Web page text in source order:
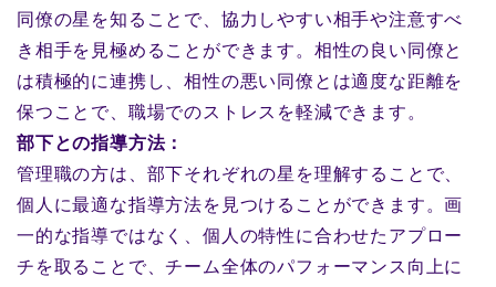
同僚の星を知ることで、協力しやすい相手や注意すべ
き相手を見極めることができます。相性の良い同僚と
は積極的に連携し、相性の悪い同僚とは適度な距離を
保つことで、職場でのストレスを軽減できます。
部下との指導方法：
管理職の方は、部下それぞれの星を理解することで、
個人に最適な指導方法を見つけることができます。画
一的な指導ではなく、個人の特性に合わせたアプロー
チを取ることで、チーム全体のパフォーマンス向上に